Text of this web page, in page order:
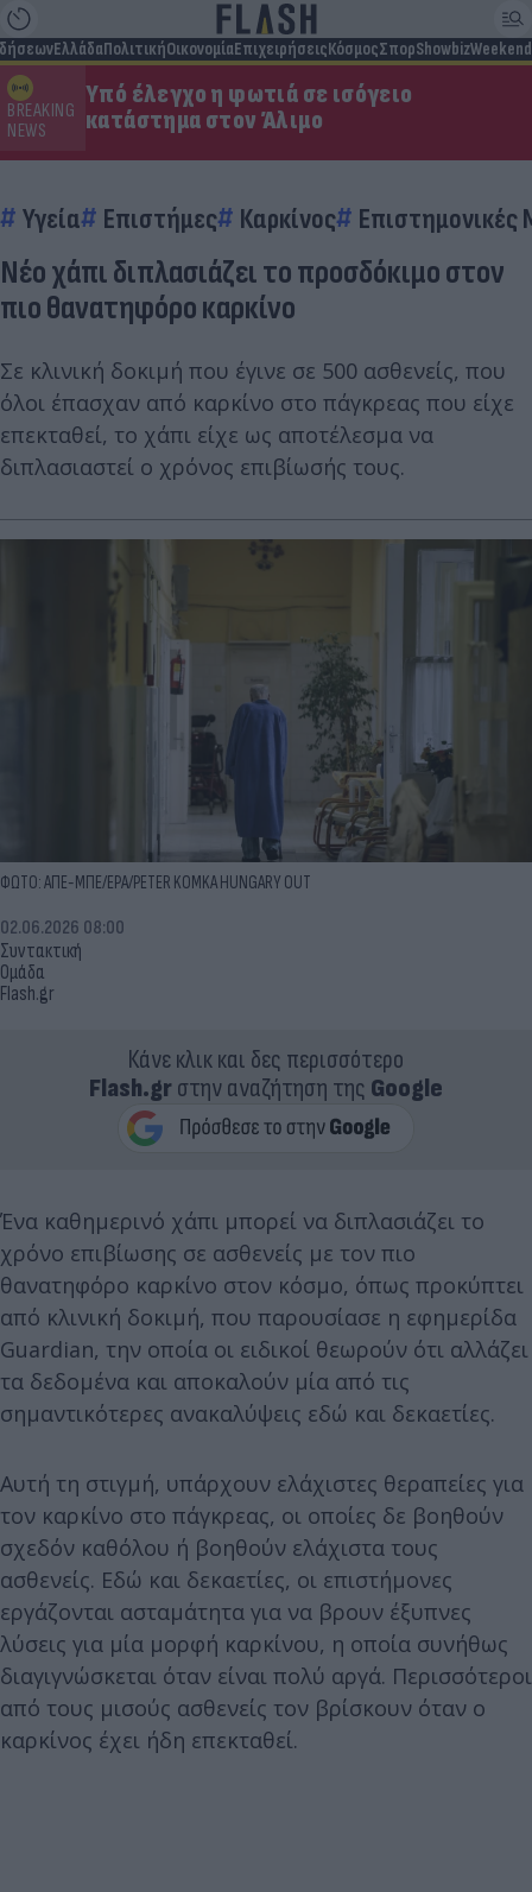
ΕλλάδαΠολιτικήΟικονομίαΕπιχειρήσειςΚόσμοςΣπορShowbizWeekend
BREAKING
NEWS
Υπό έλεγχο η φωτιά σε ισόγειο
κατάστημα στον Άλιμο
Υγεία Επιστήμες Καρκίνος Επιστημονικές
Νέο χάπι διπλασιάζει το προσδόκιμο στον
πιο θανατηφόρο καρκίνο
Σε κλινική δοκιμή που έγινε σε 500 ασθενείς, που
όλοι έπασχαν από καρκίνο στο πάγκρεας που είχε
επεκταθεί, το χάπι είχε ως αποτέλεσμα να
διπλασιαστεί ο χρόνος επιβίωσής τους.
ΦΩΤΟ: ΑΠΕ-ΜΠΕ/EPA/PETER KOMKA HUNGARY OUT
Συντακτική
Ομάδα
Flash.gr
02.06.2026 08:00
Κάνε κλικ και δες περισσότερο
Flash.grστην αναζήτηση της Google
Ένα καθημερινό χάπι μπορεί να διπλασιάζει το
χρόνο επιβίωσης σε ασθενείς με τον πιο
θανατηφόρο καρκίνο στον κόσμο, όπως προκύπτει
από κλινική δοκιμή, που παρουσίασε η εφημερίδα
Guardian, την οποία οι ειδικοί θεωρούν ότι αλλάζει
τα δεδομένα και αποκαλούν μία από τις
σημαντικότερες ανακαλύψεις εδώ και δεκαετίες.
Αυτή τη στιγμή, υπάρχουν ελάχιστες θεραπείες για
τον καρκίνο στο πάγκρεας, οι οποίες δε βοηθούν
σχεδόν καθόλου ή βοηθούν ελάχιστα τους
ασθενείς. Εδώ και δεκαετίες, οι επιστήμονες
εργάζονται ασταμάτητα για να βρουν έξυπνες
λύσεις για μία μορφή καρκίνου, η οποία συνήθως
διαγιγνώσκεται όταν είναι πολύ αργά. Περισσότεροι
από τους μισούς ασθενείς τον βρίσκουν όταν ο
καρκίνος έχει ήδη επεκταθεί.